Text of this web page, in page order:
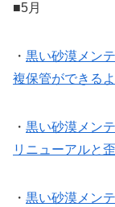
■5月
・ 黒い砂漠メン
複保管ができる
・ 黒い砂漠メン
リニューアルと
・ 黒い砂漠メン